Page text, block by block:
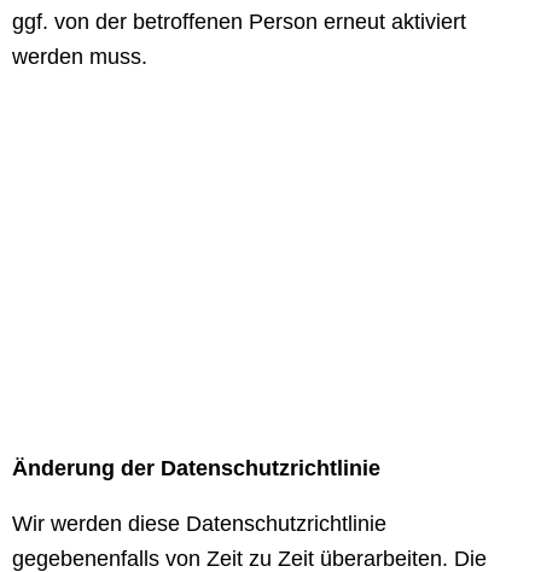
ggf. von der betroffenen Person erneut aktiviert
werden muss.
Änderung der Datenschutzrichtlinie
Wir werden diese Datenschutzrichtlinie
gegebenenfalls von Zeit zu Zeit überarbeiten. Die